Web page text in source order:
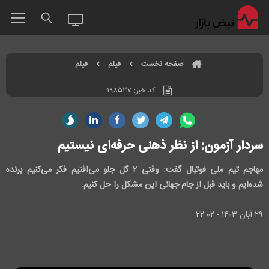
صفحه نخست فیلم فیلم
کد خبر: ۱۹۸۵۳۷
سردار آزمون: از نظر ذهنی حرفه‌ای نیستیم
مهاجم تیم ملی فوتبال گفت: وقتی ۲ گل جلو می‌افتیم فکر می‌کنیم برنده
شده‌ایم و باید قبل از جام جهانی این مشکل را حل کنیم.
۲۹ آبان ۱۴۰۳ - ۲۲:۰۲